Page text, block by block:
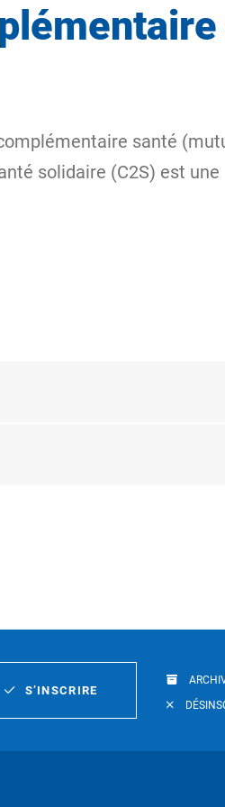
santé
solidaire (C2S) est une
S’INSCRIRE